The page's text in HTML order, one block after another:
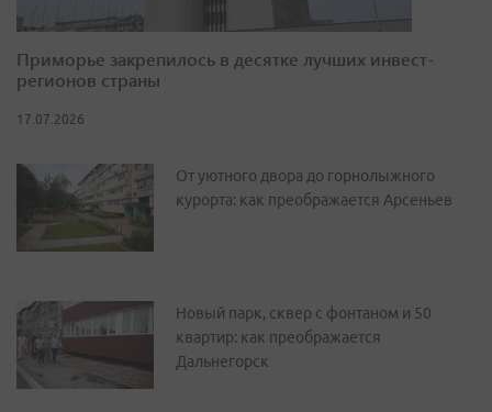
Приморье закрепилось в десятке лучших инвест-
регионов страны
17.07.2026
От уютного двора до горнолыжного
курорта: как преображается Арсеньев
Новый парк, сквер с фонтаном и 50
квартир: как преображается
Дальнегорск